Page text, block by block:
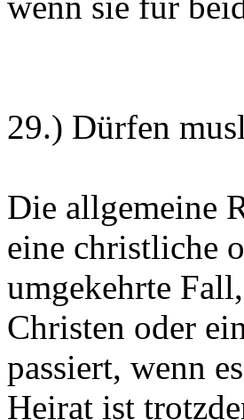
29.) Dürfen
Die allgemeine
eine christliche
umgekehrte
Christen oder
passiert, wenn
Heirat ist